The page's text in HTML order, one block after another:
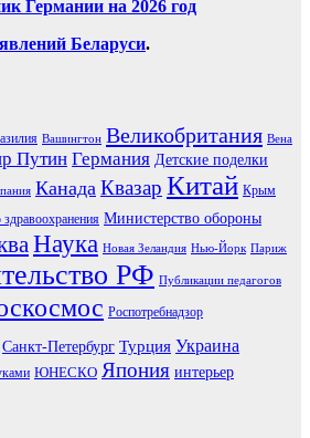
Германии на 2026 год
Беларуси.
Вашингтон Великобритания Вена
Путин Германия Детские поделки
Канада Квазар Китай Крым
Министерство обороны
Наука Новая Зеландия Нью-Йорк Париж
РФ Публикации педагогов
Роспотребнадзор
Санкт-Петербург Турция Украина
ЮНЕСКО Япония интерьер